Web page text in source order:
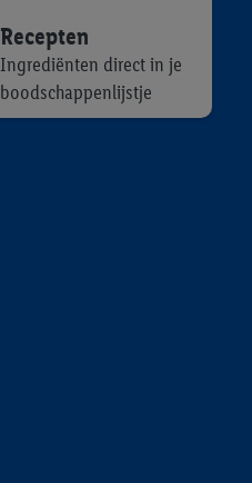
Recepten
Ingrediënten direct in je
boodschappenlijstje